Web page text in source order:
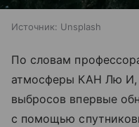
Источник: Unsplash
По словам
атмосферы КАН Лю И,
выбросов впервые
с помощью